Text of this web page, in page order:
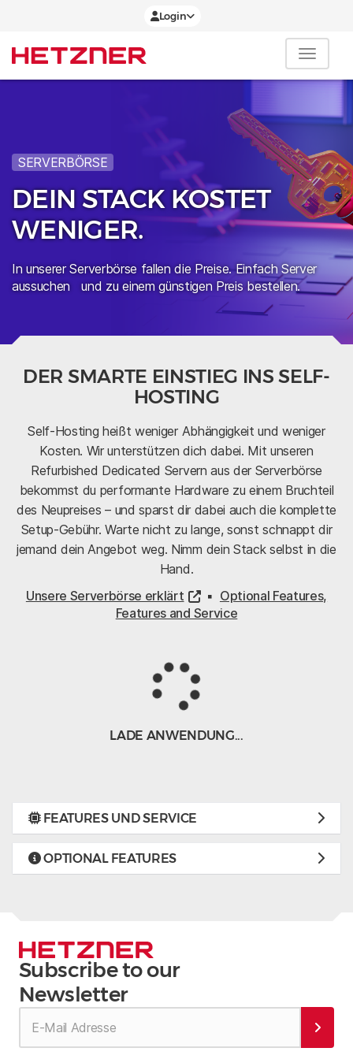
Login
SERVERBÖRSE
DEIN STACK KOSTET
WENIGER.
In unserer Serverbörse fallen die Preise. Einfach Server
aussuchen und zu einem günstigen Preis bestellen.
DER SMARTE EINSTIEG INS SELF-
HOSTING
Self-Hosting heißt weniger Abhängigkeit und weniger
Kosten. Wir unterstützen dich dabei. Mit unseren
Refurbished Dedicated Servern aus der Serverbörse
bekommst du performante Hardware zu einem Bruchteil
des Neupreises – und sparst dir dabei auch die komplette
Setup-Gebühr. Warte nicht zu lange, sonst schnappt dir
jemand dein Angebot weg. Nimm dein Stack selbst in die
Hand.
Unsere Serverbörse erklärt
▪︎ Optional Features,
Features and Service
LADE ANWENDUNG...
FEATURES UND SERVICE
OPTIONAL FEATURES
Subscribe to our
Newsletter